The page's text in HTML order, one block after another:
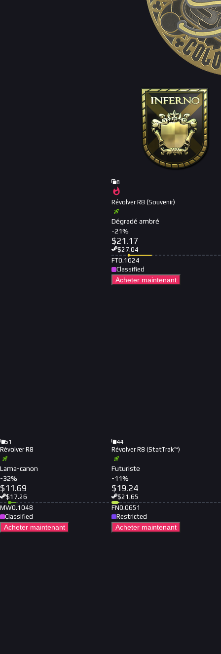
8
Révolver R8 (Souvenir)
Dégradé ambré
-21%
$21.17
$27.04
FT0.1624
Classified
Acheter maintenant
51
Révolver R8
Lama-canon
-32%
$11.69
$17.26
MW0.1048
Classified
Acheter maintenant
44
Révolver R8 (StatTrak™)
Futuriste
-11%
$19.24
$21.65
FN0.0651
Restricted
Acheter maintenant